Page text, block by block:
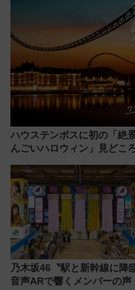
ハウステンボスに初の「絶
んごいハロウィン」見どこ
乃木坂46〝駅と新幹線に降
音声ARで響くメンバーの声